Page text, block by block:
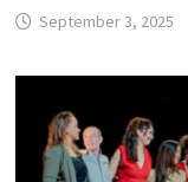
September 3, 2025